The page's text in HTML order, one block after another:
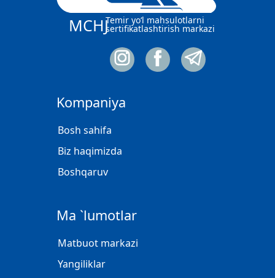
MCHJTemir yo‘l mahsulotlarni
sertifikatlashtirish markazi
Kompaniya
Bosh sahifa
Biz haqimizda
Boshqaruv
Ma `lumotlar
Matbuot markazi
Yangiliklar